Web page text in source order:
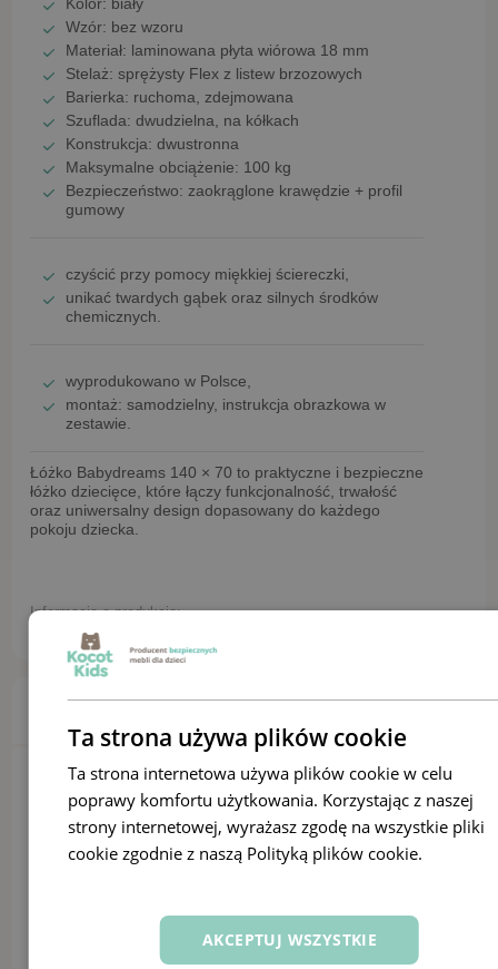
Wzór: bez wzoru
Materiał: laminowana płyta wiórowa 18 mm
Stelaż: sprężysty Flex z listew brzozowych
Barierka: ruchoma, zdejmowana
Szuflada: dwudzielna, na kółkach
Konstrukcja: dwustronna
Maksymalne obciążenie: 100 kg
Bezpieczeństwo: zaokrąglone krawędzie + profil
gumowy
czyścić przy pomocy miękkiej ściereczki
unikać twardych gąbek oraz silnych środków
chemicznych
wyprodukowano w Polsce
montaż: samodzielny, instrukcja obrazkowa w
zestawie.
Łóżko Babydreams 140 × 70 to praktyczne i bezpieczne
łóżko dziecięce, które łączy funkcjonalność, trwałość
oraz uniwersalny design dopasowany do każdego
pokoju dziecka.
Informacje o produkcie:
Wykonanie
Płyta wiórowa laminowana
Ta strona używa plików cookie
Ta strona internetowa używa plików cookie w celu
poprawy komfortu użytkowania. Korzystając z naszej
strony internetowej, wyrażasz zgodę na wszystkie pliki
cookie zgodnie z naszą Polityką plików cookie.
AKCEPTUJ WSZYSTKIE